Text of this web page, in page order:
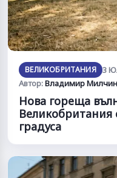
ВЕЛИКОБРИТАНИЯ 3
Автор:Владимир Милчин
Нова гореща
Великобритания
градуса